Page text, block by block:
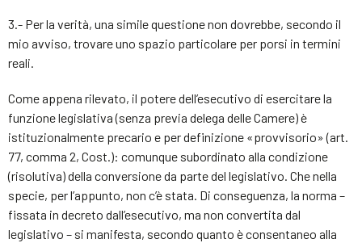
3.- Per la verità, una simile questione non dovrebbe, secondo il
mio avviso, trovare uno spazio particolare per porsi in termini
reali.
Come appena rilevato, il potere dell’esecutivo di esercitare la
funzione legislativa (senza previa delega delle Camere) è
istituzionalmente precario e per definizione «provvisorio» (art.
77, comma 2, Cost.): comunque subordinato alla condizione
(risolutiva) della conversione da parte del legislativo. Che nella
specie, per l’appunto, non c’è stata. Di conseguenza, la norma –
fissata in decreto dall’esecutivo, ma non convertita dal
legislativo – si manifesta, secondo quanto è consentaneo alla